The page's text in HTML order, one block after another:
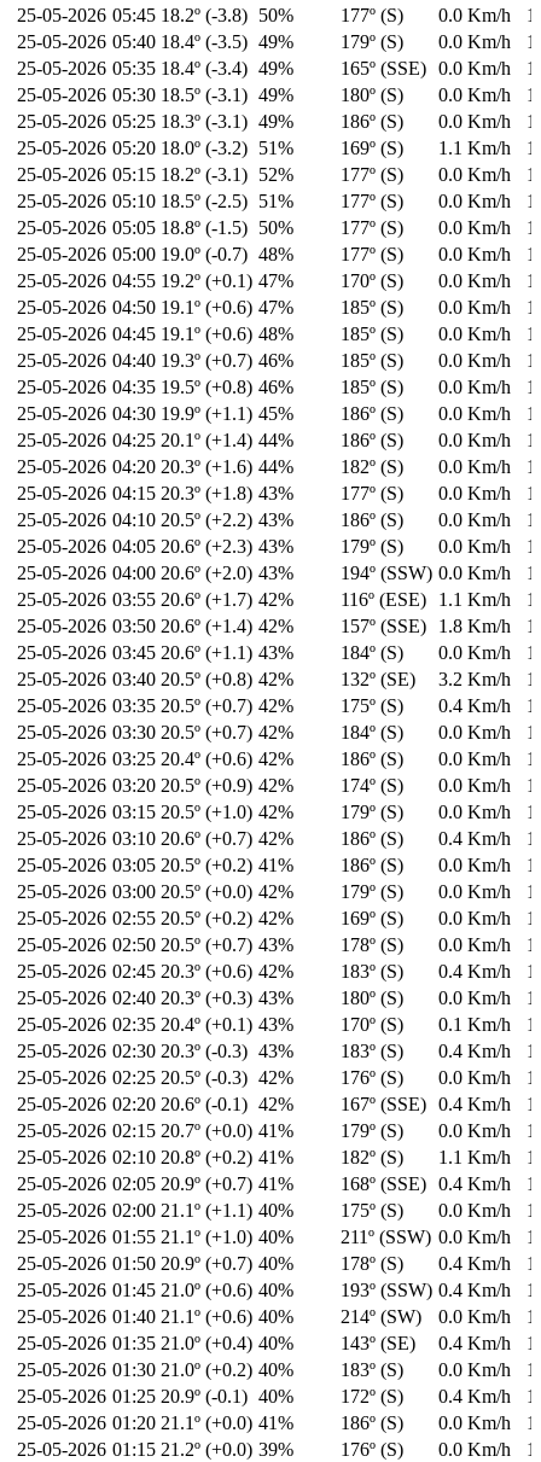
25-05-2026 05:45 18.2º (-3.8) 50% 177º (S) 0.0 Km/h
25-05-2026 05:40 18.4º (-3.5) 49% 179º (S) 0.0 Km/h
25-05-2026 05:35 18.4º (-3.4) 49% 165º (SSE) 0.0 Km/h
25-05-2026 05:30 18.5º (-3.1) 49% 180º (S) 0.0 Km/h
25-05-2026 05:25 18.3º (-3.1) 49% 186º (S) 0.0 Km/h
25-05-2026 05:20 18.0º (-3.2) 51% 169º (S) 1.1 Km/h
25-05-2026 05:15 18.2º (-3.1) 52% 177º (S) 0.0 Km/h
25-05-2026 05:10 18.5º (-2.5) 51% 177º (S) 0.0 Km/h
25-05-2026 05:05 18.8º (-1.5) 50% 177º (S) 0.0 Km/h
25-05-2026 05:00 19.0º (-0.7) 48% 177º (S) 0.0 Km/h
25-05-2026 04:55 19.2º (+0.1) 47% 170º (S) 0.0 Km/h
25-05-2026 04:50 19.1º (+0.6) 47% 185º (S) 0.0 Km/h
25-05-2026 04:45 19.1º (+0.6) 48% 185º (S) 0.0 Km/h
25-05-2026 04:40 19.3º (+0.7) 46% 185º (S) 0.0 Km/h
25-05-2026 04:35 19.5º (+0.8) 46% 185º (S) 0.0 Km/h
25-05-2026 04:30 19.9º (+1.1) 45% 186º (S) 0.0 Km/h
25-05-2026 04:25 20.1º (+1.4) 44% 186º (S) 0.0 Km/h
25-05-2026 04:20 20.3º (+1.6) 44% 182º (S) 0.0 Km/h
25-05-2026 04:15 20.3º (+1.8) 43% 177º (S) 0.0 Km/h
25-05-2026 04:10 20.5º (+2.2) 43% 186º (S) 0.0 Km/h
25-05-2026 04:05 20.6º (+2.3) 43% 179º (S) 0.0 Km/h
25-05-2026 04:00 20.6º (+2.0) 43% 194º (SSW) 0.0 Km/h
25-05-2026 03:55 20.6º (+1.7) 42% 116º (ESE) 1.1 Km/h
25-05-2026 03:50 20.6º (+1.4) 42% 157º (SSE) 1.8 Km/h
25-05-2026 03:45 20.6º (+1.1) 43% 184º (S) 0.0 Km/h
25-05-2026 03:40 20.5º (+0.8) 42% 132º (SE) 3.2 Km/h
25-05-2026 03:35 20.5º (+0.7) 42% 175º (S) 0.4 Km/h
25-05-2026 03:30 20.5º (+0.7) 42% 184º (S) 0.0 Km/h
25-05-2026 03:25 20.4º (+0.6) 42% 186º (S) 0.0 Km/h
25-05-2026 03:20 20.5º (+0.9) 42% 174º (S) 0.0 Km/h
25-05-2026 03:15 20.5º (+1.0) 42% 179º (S) 0.0 Km/h
25-05-2026 03:10 20.6º (+0.7) 42% 186º (S) 0.4 Km/h
25-05-2026 03:05 20.5º (+0.2) 41% 186º (S) 0.0 Km/h
25-05-2026 03:00 20.5º (+0.0) 42% 179º (S) 0.0 Km/h
25-05-2026 02:55 20.5º (+0.2) 42% 169º (S) 0.0 Km/h
25-05-2026 02:50 20.5º (+0.7) 43% 178º (S) 0.0 Km/h
25-05-2026 02:45 20.3º (+0.6) 42% 183º (S) 0.4 Km/h
25-05-2026 02:40 20.3º (+0.3) 43% 180º (S) 0.0 Km/h
25-05-2026 02:35 20.4º (+0.1) 43% 170º (S) 0.1 Km/h
25-05-2026 02:30 20.3º (-0.3) 43% 183º (S) 0.4 Km/h
25-05-2026 02:25 20.5º (-0.3) 42% 176º (S) 0.0 Km/h
25-05-2026 02:20 20.6º (-0.1) 42% 167º (SSE) 0.4 Km/h
25-05-2026 02:15 20.7º (+0.0) 41% 179º (S) 0.0 Km/h
25-05-2026 02:10 20.8º (+0.2) 41% 182º (S) 1.1 Km/h
25-05-2026 02:05 20.9º (+0.7) 41% 168º (SSE) 0.4 Km/h
25-05-2026 02:00 21.1º (+1.1) 40% 175º (S) 0.0 Km/h
25-05-2026 01:55 21.1º (+1.0) 40% 211º (SSW) 0.0 Km/h
25-05-2026 01:50 20.9º (+0.7) 40% 178º (S) 0.4 Km/h
25-05-2026 01:45 21.0º (+0.6) 40% 193º (SSW) 0.4 Km/h
25-05-2026 01:40 21.1º (+0.6) 40% 214º (SW) 0.0 Km/h
25-05-2026 01:35 21.0º (+0.4) 40% 143º (SE) 0.4 Km/h
25-05-2026 01:30 21.0º (+0.2) 40% 183º (S) 0.0 Km/h
25-05-2026 01:25 20.9º (-0.1) 40% 172º (S) 0.4 Km/h
25-05-2026 01:20 21.1º (+0.0) 41% 186º (S) 0.0 Km/h
25-05-2026 01:15 21.2º (+0.0) 39% 176º (S) 0.0 Km/h